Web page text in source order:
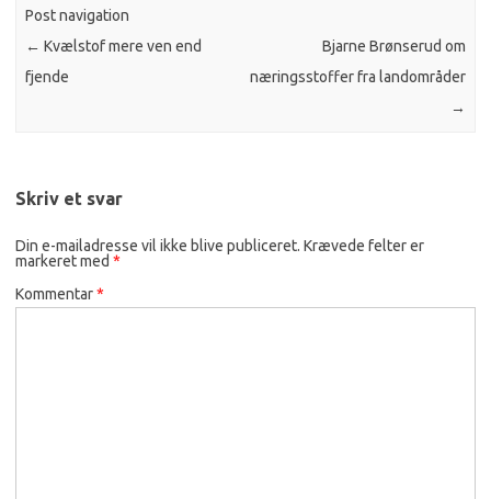
Post navigation
← Kvælstof mere ven end
fjende
Bjarne Brønserud om
næringsstoffer fra landområder
→
Skriv et svar
Din e-mailadresse vil ikke blive publiceret. Krævede felter er
markeret med *
Kommentar*